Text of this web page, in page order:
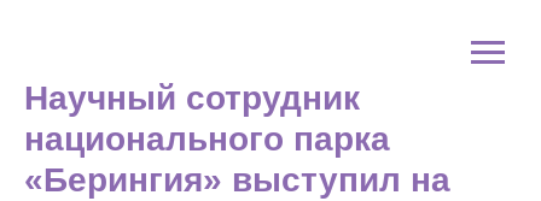
Научный сотрудник
национального парка
«Берингия» выступил на